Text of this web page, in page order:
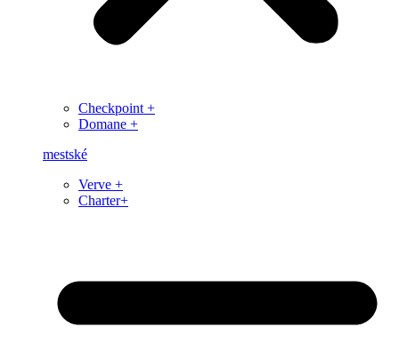
Checkpoint +
Domane +
mestské
Verve +
Charter+